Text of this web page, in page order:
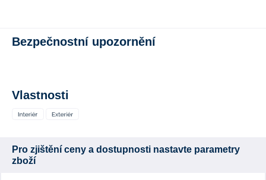
Bezpečnostní upozornění
Vlastnosti
Pro zjištění ceny a dostupnosti nastavte parametry
zboží